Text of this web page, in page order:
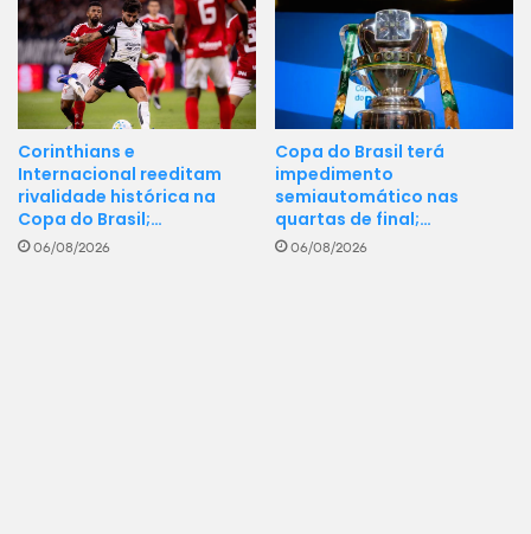
Corinthians e
Internacional reeditam
rivalidade histórica na
Copa do Brasil;…
06/08/2026
Copa do Brasil terá
impedimento
semiautomático nas
quartas de final;…
06/08/2026